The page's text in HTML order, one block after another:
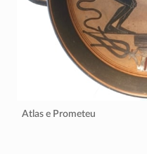
Atlas e Prometeu